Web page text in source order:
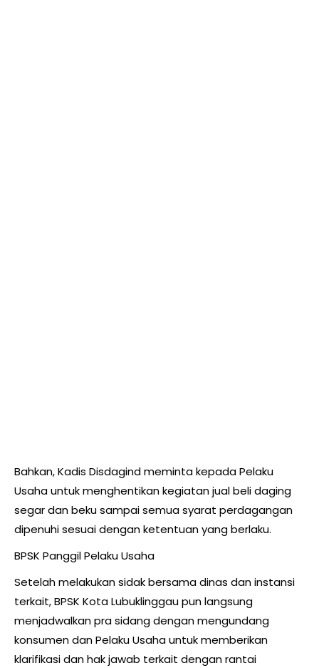
Bahkan, Kadis Disdagind meminta kepada Pelaku
Usaha untuk menghentikan kegiatan jual beli daging
segar dan beku sampai semua syarat perdagangan
dipenuhi sesuai dengan ketentuan yang berlaku.
BPSK Panggil Pelaku Usaha
Setelah melakukan sidak bersama dinas dan instansi
terkait, BPSK Kota Lubuklinggau pun langsung
menjadwalkan pra sidang dengan mengundang
konsumen dan Pelaku Usaha untuk memberikan
klarifikasi dan hak jawab terkait dengan rantai